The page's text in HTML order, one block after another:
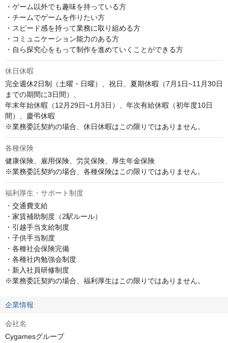
・ゲーム以外でも趣味を持っている方
・チームでゲームを作りたい方
・スピード感を持って業務に取り組める方
・コミュニケーション能力のある方
・自ら探究心をもって制作を進めていくことができる方
休日休暇
完全週休2日制（土曜・日曜）、祝日、夏期休暇（7月1日~11月30日
までの期間に3日間）、
年末年始休暇（12月29日~1月3日）、年次有給休暇（初年度10日
間）、慶弔休暇
※業務委託契約の場合、休日休暇はこの限りではありません。
各種保険
健康保険、雇用保険、労災保険、厚生年金保険
※業務委託契約の場合、各種保険はこの限りではありません。
福利厚生・サポート制度
・交通費支給
・家賃補助制度（2駅ルール）
・引越手当支給制度
・子供手当制度
・各種社会保険完備
・各種社内勉強会制度
・新入社員研修制度
※業務委託契約の場合、福利厚生はこの限りではありません。
企業情報
会社名
Cygamesグループ